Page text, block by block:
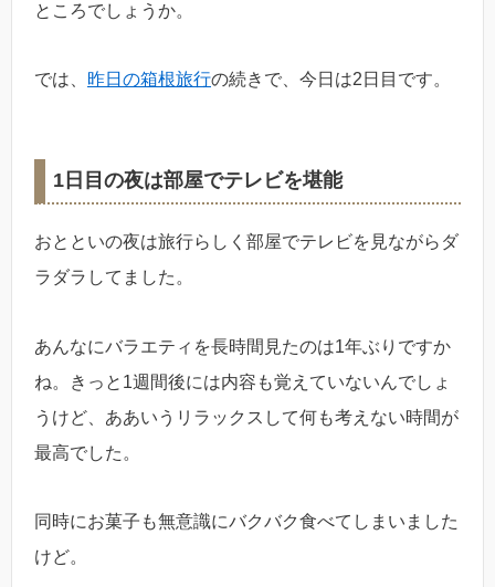
ところでしょうか。
では、 昨日の箱根旅行の続きで、今日は2日目です。
1日目の夜は部屋でテレビを堪能
おとといの夜は旅行らしく部屋でテレビを見ながらダ
ラダラしてました。
あんなにバラエティを長時間見たのは1年ぶりですか
ね。きっと1週間後には内容も覚えていないんでしょ
うけど、ああいうリラックスして何も考えない時間が
最高でした。
同時にお菓子も無意識にバクバク食べてしまいました
けど。